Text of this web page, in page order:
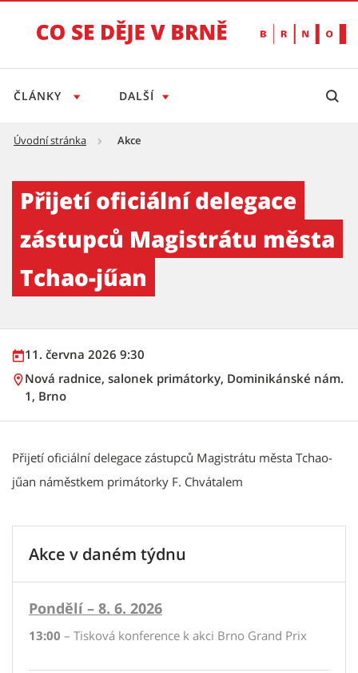
ČLÁNKY DALŠÍ
Úvodní stránka Akce
Přijetí oficiální delegace
zástupců Magistrátu města
Tchao-jűan
11. června 2026 9:30
Nová radnice, salonek primátorky, Dominikánské nám.
1, Brno
Přijetí oficiální delegace zástupců Magistrátu města Tchao-
jűan náměstkem primátorky F. Chvátalem
Akce v daném týdnu
Pondělí – 8. 6. 2026
13:00 – Tisková konference k akci Brno Grand Prix